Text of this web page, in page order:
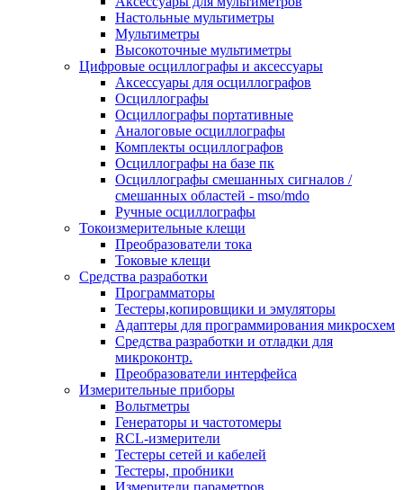
Настольные мультиметры
Мультиметры
Высокоточные мультиметры
Цифровые осциллографы и аксессуары
Аксессуары для осциллографов
Осциллографы
Осциллографы портативные
Аналоговые осциллографы
Комплекты осциллографов
Осциллографы на базе пк
Осциллографы смешанных сигналов /
смешанных областей - mso/mdo
Ручные осциллографы
Токоизмерительные клещи
Преобразователи тока
Токовые клещи
Средства разработки
Программаторы
Тестеры,копировщики и эмуляторы
Адаптеры для программирования микросхем
Cредства разработки и отладки для
микроконтр.
Преобразователи интерфейса
Измерительные приборы
Вольтметры
Генераторы и частотомеры
RCL-измерители
Тестеры сетей и кабелей
Тестеры, пробники
Измерители параметров